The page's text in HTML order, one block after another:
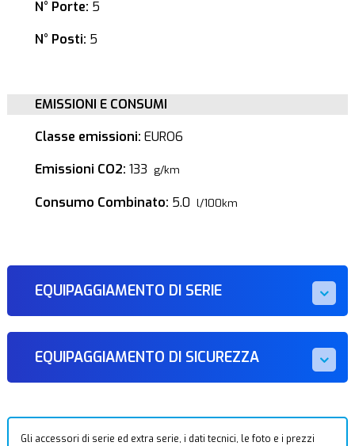
N° Porte: 5
N° Posti: 5
EMISSIONI E CONSUMI
Classe emissioni: EURO6
Emissioni CO2: 133 g/km
Consumo Combinato: 5.0 l/100km
EQUIPAGGIAMENTO DI SERIE
EQUIPAGGIAMENTO DI SICUREZZA
Gli accessori di serie ed extra serie, i dati tecnici, le foto e i prezzi